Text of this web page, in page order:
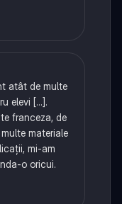
atât de multe
elevi [...].
franceza, de
materiale
mi-am
o oricui.